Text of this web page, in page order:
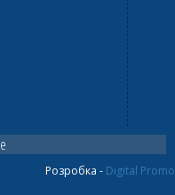
Розробка - Digital Promo